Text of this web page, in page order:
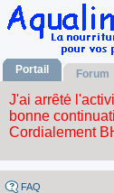
Portail Forum
FAQ